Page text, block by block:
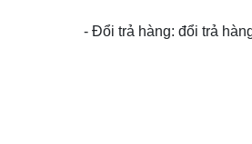
- Đổi trả hàng: đổi trả